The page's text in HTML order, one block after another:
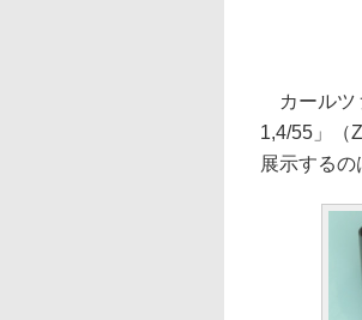
カールツ
1,4/55」（
展示するの